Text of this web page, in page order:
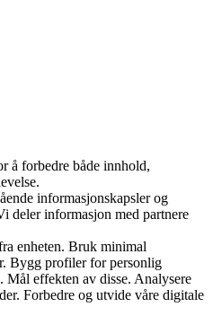
å forbedre både innhold,
informasjonskapsler og
deler informasjon med partnere
enheten. Bruk minimal
Bygg profiler for personlig
Mål effekten av disse. Analysere
Forbedre og utvide våre digitale